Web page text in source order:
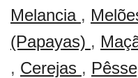
Melancia ,
(Papayas) ,
, Cerejas ,